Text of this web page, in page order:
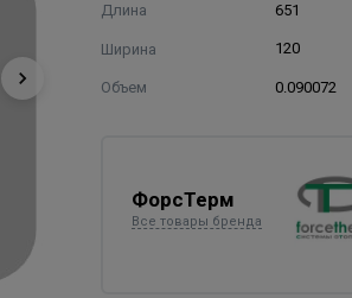
Длина 651
Ширина 120
Объем 0.090072
ФорсТерм
Все товары бренда